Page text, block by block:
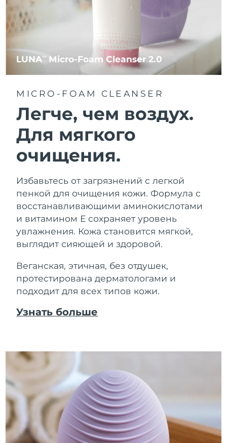
LUNATM Micro-Foam Cleanser 2.0
MICRO-FOAM CLEANSER
Легче, чем воздух.
Для мягкого
очищения.
Избавьтесь от загрязнений с легкой
пенкой для очищения кожи. Формула с
восстанавливающими аминокислотами
и витамином Е сохраняет уровень
увлажнения. Кожа становится мягкой,
выглядит сияющей и здоровой.
Веганская, этичная, без отдушек,
протестирована дерматологами и
подходит для всех типов кожи.
Узнать больше